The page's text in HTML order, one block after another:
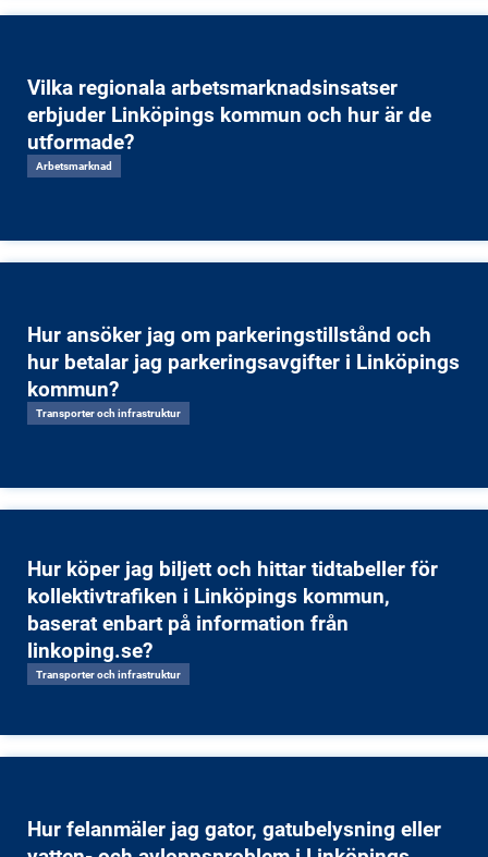
Vilka regionala arbetsmarknadsinsatser
erbjuder Linköpings kommun och hur är de
utformade?
Arbetsmarknad
Hur ansöker jag om parkeringstillstånd och
hur betalar jag parkeringsavgifter i Linköpings
kommun?
Transporter och infrastruktur
Hur köper jag biljett och hittar tidtabeller för
kollektivtrafiken i Linköpings kommun,
baserat enbart på information från
linkoping.se?
Transporter och infrastruktur
Hur felanmäler jag gator, gatubelysning eller